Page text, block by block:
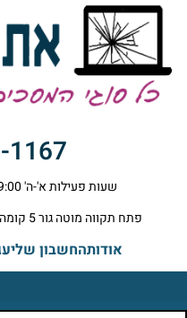
1167
שעות פעילות א'-ה' 10:00-19:00 שישי 10:00-14:00
פתח תקווה מוטה גור 5 קומה ראשונה ימינה מהמעלית עד הסוף
אודותהחשבון שלי